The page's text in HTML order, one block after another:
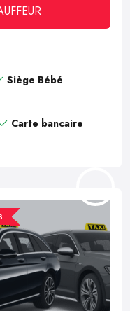
Siège Bébé
Carte bancaire